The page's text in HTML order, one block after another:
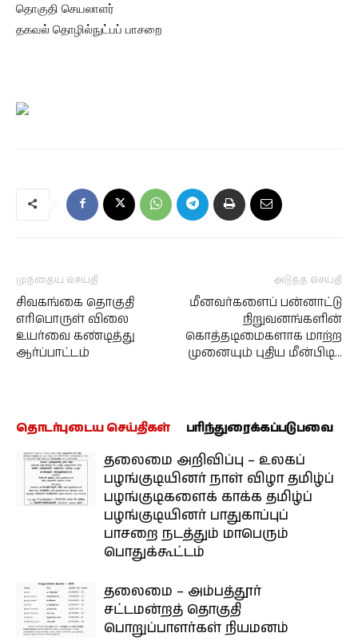
தொகுதி செயலாளர்
தகவல் தொழில்நுட்பப் பாசறை
முந்தைய செய்தி
சிவகங்கை தொகுதி
எரிபொருள் விலை
உயர்வை கண்டித்து
ஆர்ப்பாட்டம்
அடுத்த செய்தி
மீனவர்களைப் பன்னாட்டு
நிறுவனங்களின்
கொத்தடிமைகளாக மாற்ற
முனையும் புதிய மீன்பிடி…
தொடர்புடைய செய்திகள் பரிந்துரைக்கப்படுபவை
தலைமை அறிவிப்பு – உலகப்
பழங்குடியினர் நாள் விழா தமிழ்ப்
பழங்குடிகளைக் காக்க தமிழ்ப்
பழங்குடியினர் பாதுகாப்புப்
பாசறை நடத்தும் மாபெரும்
பொதுக்கூட்டம்
தலைமை – அம்பத்தூர்
சட்டமன்றத் தொகுதி
பொறுப்பாளர்கள் நியமனம்